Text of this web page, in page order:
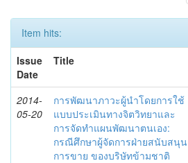
Item hits:
Issue
Date
Title
2014-
05-20
การพัฒนาภาวะผู้นำโดยการใช้
แบบประเมินทางจิตวิทยาและ
การจัดทำแผนพัฒนาตนเอง:
กรณีศึกษาผู้จัดการฝ่ายสนับสนุน
การขาย ของบริษัทข้ามชาติ